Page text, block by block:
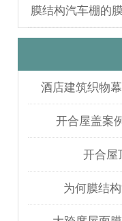
膜结构汽车棚的
酒店建筑织物
开合屋盖案
开合屋
为何膜结